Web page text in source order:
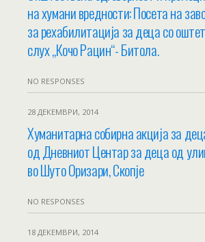
на хумани вредности: Посета на
за рехабилитација за деца со
слух „Кочо Рацин“- Битола.
NO RESPONSES
28 ДЕКЕМВРИ, 2014
Хуманитарна собирна акција за
од Дневниот Центар за деца од
во Шуто Оризари, Скопје
NO RESPONSES
18 ДЕКЕМВРИ, 2014